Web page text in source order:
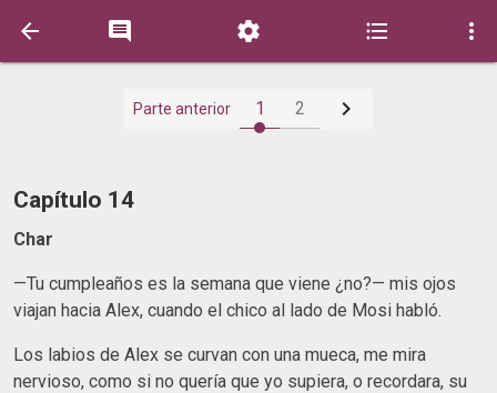
    
Parte anterior 1 2 
Capítulo 14
Char
—Tu cumpleaños es la semana que viene ¿no?— mis ojos
viajan hacia Alex, cuando el chico al lado de Mosi habló.
Los labios de Alex se curvan con una mueca, me mira
nervioso, como si no quería que yo supiera, o recordara, su